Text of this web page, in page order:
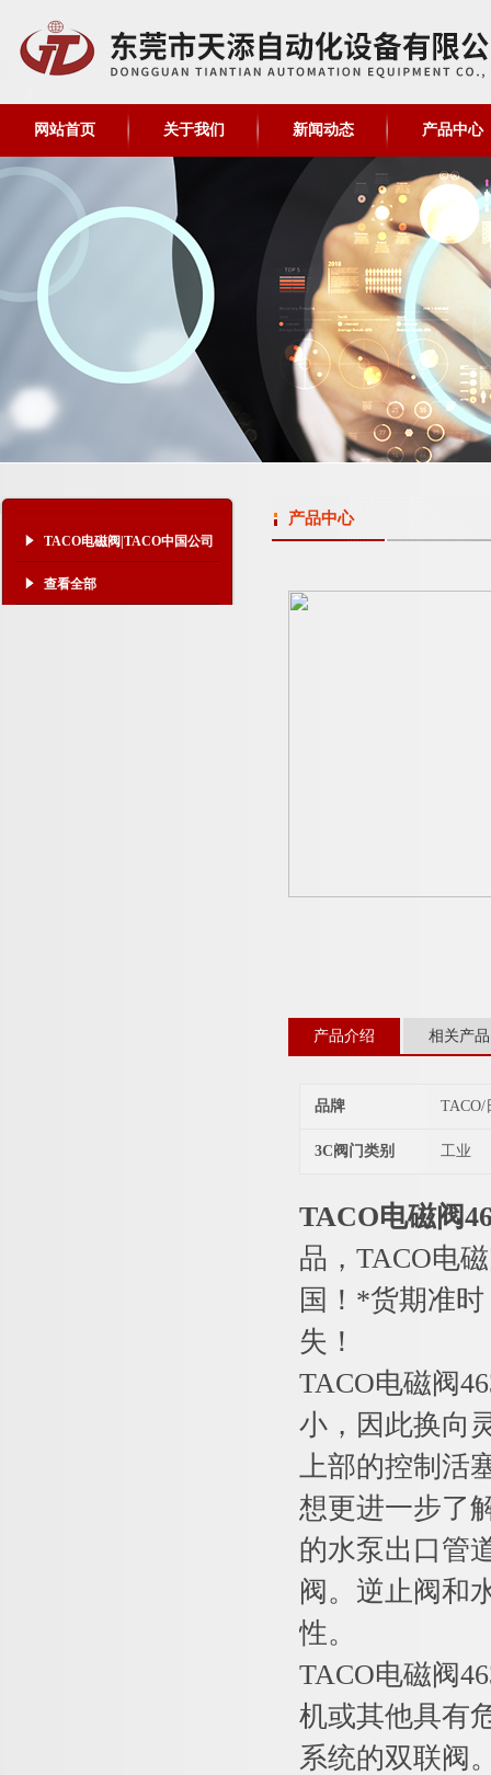
网站首页 关于我们 新闻动态 产品中心
TACO电磁阀|TACO中国公司
查看全部
产品中心
产品介绍 相关产品
品牌 TACO/
3C阀门类别 工业
TACO电磁阀
品，TACO电
国！*货期准
失！
TACO电磁阀
小，因此换向
上部的控制活
想更进一步了
的水泵出口管
阀。逆止阀和
性。
TACO电磁阀
机或其他具有
系统的双联阀